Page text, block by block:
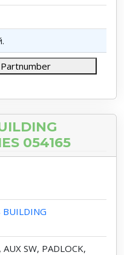
054165
BUILDING
AUX SW, PADLOCK,